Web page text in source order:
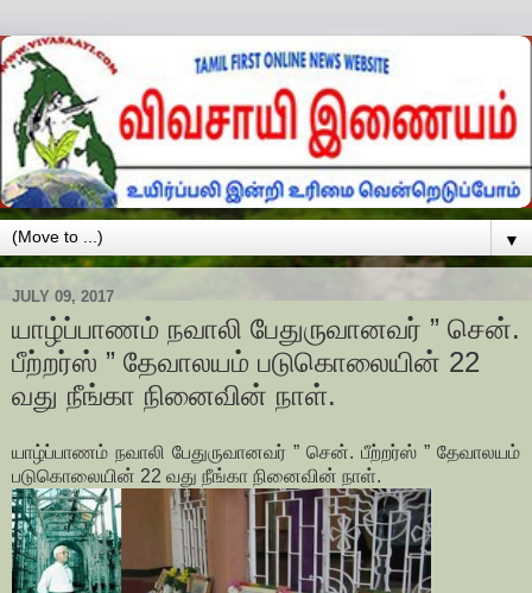
▼
JULY 09, 2017
யாழ்ப்பாணம் நவாலி பேதுருவானவர் ” சென்.
பீற்றர்ஸ் ” தேவாலயம் படுகொலையின் 22
வது நீங்கா நினைவின் நாள்.
யாழ்ப்பாணம் நவாலி பேதுருவானவர் ” சென். பீற்றர்ஸ் ” தேவாலயம்
படுகொலையின் 22 வது நீங்கா நினைவின் நாள்.